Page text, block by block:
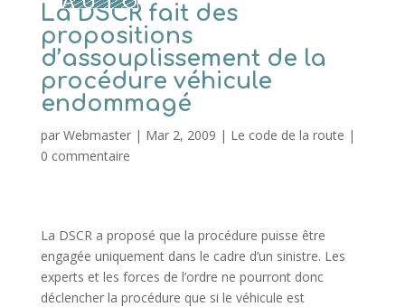
La DSCR fait des
propositions
d’assouplissement de la
procédure véhicule
endommagé
par Webmaster| Mar 2, 2009 | Le code de la route |
0 commentaire
La DSCR a proposé que la procédure puisse être
engagée uniquement dans le cadre d’un sinistre. Les
experts et les forces de l’ordre ne pourront donc
déclencher la procédure que si le véhicule est